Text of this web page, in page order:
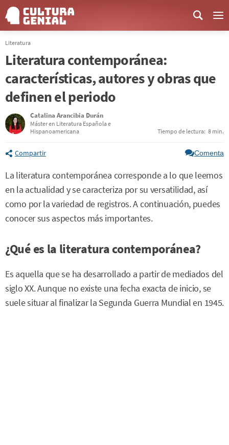
Literatura
Literatura contemporánea:
características, autores y obras que
definen el periodo
Catalina Arancibia Durán
Máster en Literatura Española e
Hispanoamericana
Tiempo de lectura: 8 min.
Compartir Comenta
La literatura contemporánea corresponde a lo que leemos
en la actualidad y se caracteriza por su versatilidad, así
como por la variedad de registros. A continuación, puedes
conocer sus aspectos más importantes.
¿Qué es la literatura contemporánea?
Es aquella que se ha desarrollado a partir de mediados del
siglo XX. Aunque no existe una fecha exacta de inicio, se
suele situar al finalizar la Segunda Guerra Mundial en 1945.